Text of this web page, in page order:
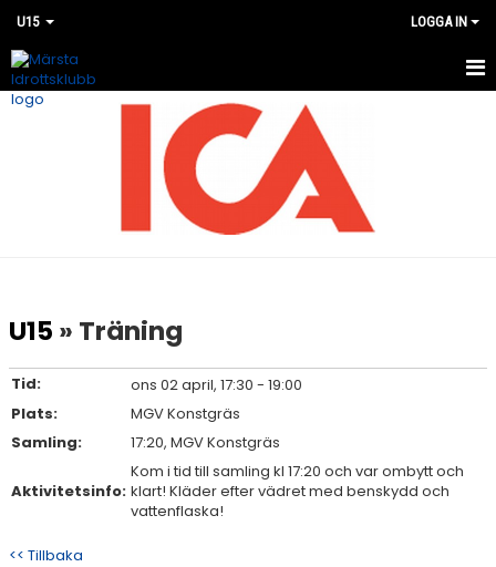
U15 LOGGA IN
HEM
U15 » Träning
Tid:
ons 02 april, 17:30 - 19:00
Plats:
MGV Konstgräs
Samling:
17:20, MGV Konstgräs
Aktivitetsinfo:
Kom i tid till samling kl 17:20 och var ombytt och
klart! Kläder efter vädret med benskydd och
vattenflaska!
<< Tillbaka